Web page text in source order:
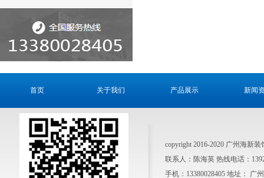
首页 关于我们 产品展示 新闻
copyright 2016-2020 广州海新
联系人：陈海英 热线电话：
手机：13380028405 地址： 广